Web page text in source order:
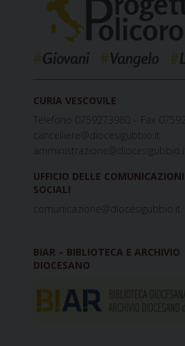
CURIA VESCOVILE
Telefono 0759273980 – Fax
cancelliere@diocesigubbio.it
amministrazione@diocesigubbio.it
UFFICIO DELLE COMUNICAZIONI
SOCIALI
comunicazione@diocesigubbio.it
BIAR – BIBLIOTECA E ARCHIVIO
DIOCESANO